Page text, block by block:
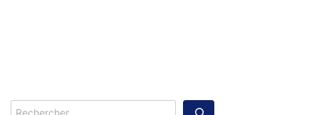
Rechercher